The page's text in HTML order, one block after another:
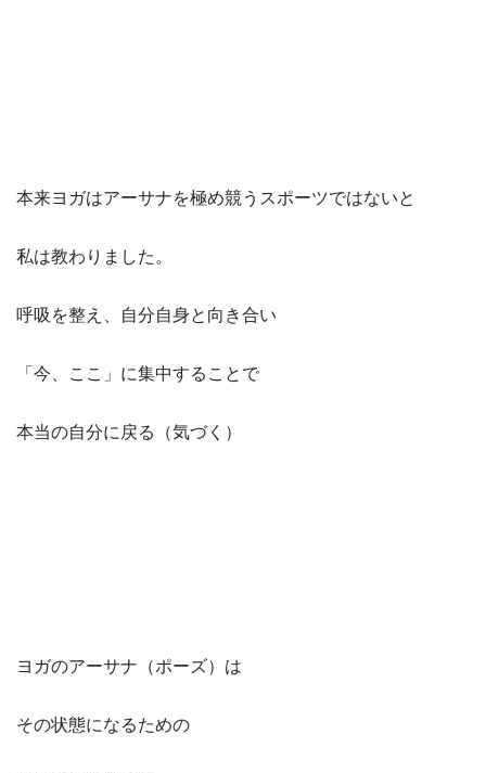
本来ヨガはアーサナを極め競うスポーツではないと
私は教わりました。
呼吸を整え、自分自身と向き合い
「今、ここ」に集中することで
本当の自分に戻る（気づく）
ヨガのアーサナ（ポーズ）は
その状態になるための